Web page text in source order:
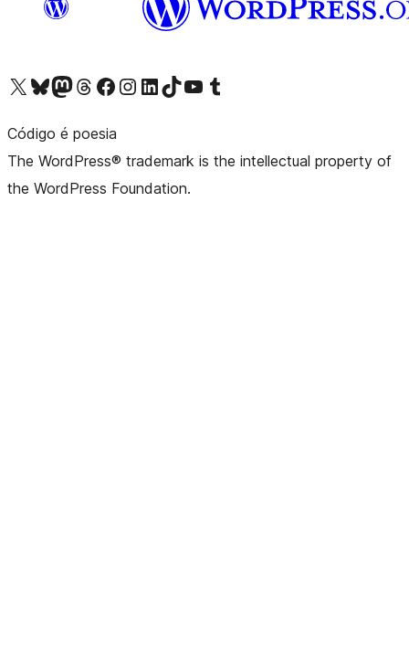
Visit our X (formerly Twitter) account
Visit our Bluesky account
Visit our Mastodon account
Visit our Threads account
Visit our Facebook pageVisit our Instagram account
Visit our LinkedIn account
Visit our TikTok account
Visit our YouTube channel
Visit our Tumblr account
Código é poesia
The WordPress® trademark is the intellectual property of
the WordPress Foundation.